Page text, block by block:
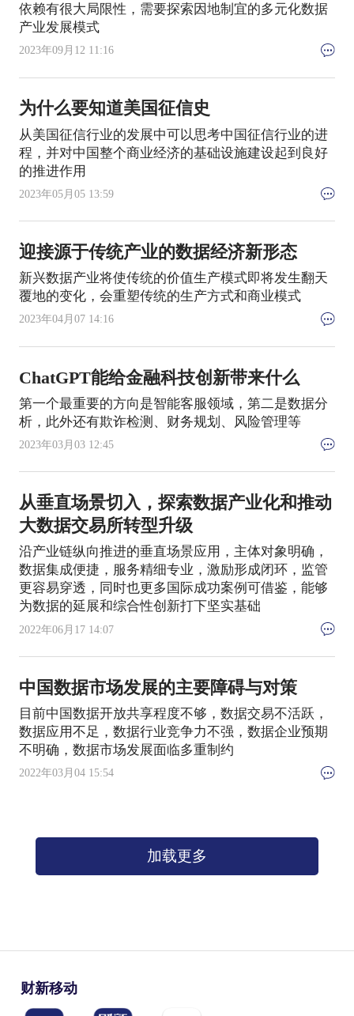
依赖有很大局限性，需要探索因地制宜的多元化数据
产业发展模式
2023年09月12 11:16
为什么要知道美国征信史
从美国征信行业的发展中可以思考中国征信行业的进
程，并对中国整个商业经济的基础设施建设起到良好
的推进作用
2023年05月05 13:59
迎接源于传统产业的数据经济新形态
新兴数据产业将使传统的价值生产模式即将发生翻天
覆地的变化，会重塑传统的生产方式和商业模式
2023年04月07 14:16
ChatGPT能给金融科技创新带来什么
第一个最重要的方向是智能客服领域，第二是数据分
析，此外还有欺诈检测、财务规划、风险管理等
2023年03月03 12:45
从垂直场景切入，探索数据产业化和推动
大数据交易所转型升级
沿产业链纵向推进的垂直场景应用，主体对象明确，
数据集成便捷，服务精细专业，激励形成闭环，监管
更容易穿透，同时也更多国际成功案例可借鉴，能够
为数据的延展和综合性创新打下坚实基础
2022年06月17 14:07
中国数据市场发展的主要障碍与对策
目前中国数据开放共享程度不够，数据交易不活跃，
数据应用不足，数据行业竞争力不强，数据企业预期
不明确，数据市场发展面临多重制约
2022年03月04 15:54
加载更多
财新移动